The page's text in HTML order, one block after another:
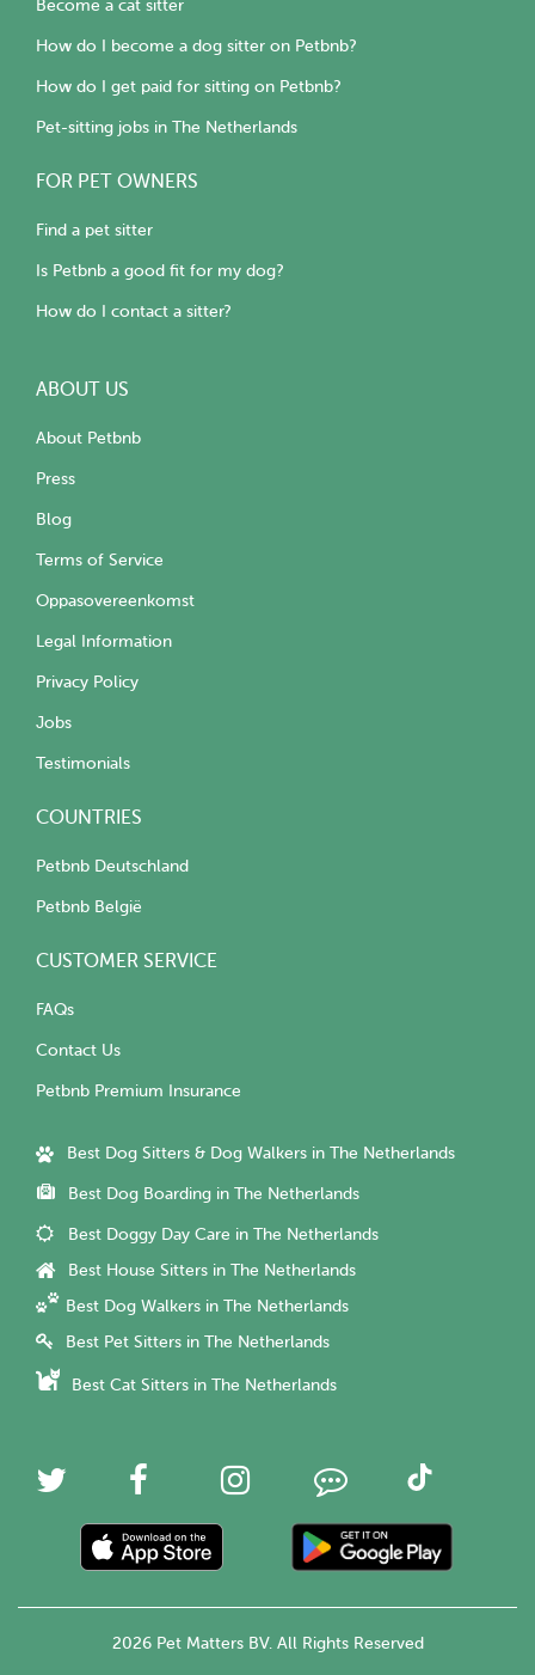
Become a cat sitter
How do I become a dog sitter on Petbnb?
How do I get paid for sitting on Petbnb?
Pet-sitting jobs in The Netherlands
FOR PET OWNERS
Find a pet sitter
Is Petbnb a good fit for my dog?
How do I contact a sitter?
ABOUT US
About Petbnb
Press
Blog
Terms of Service
Oppasovereenkomst
Legal Information
Privacy Policy
Jobs
Testimonials
COUNTRIES
Petbnb Deutschland
Petbnb België
CUSTOMER SERVICE
FAQs
Contact Us
Petbnb Premium Insurance
Best Dog Sitters & Dog Walkers in The Netherlands
Best Dog Boarding in The Netherlands
Best Doggy Day Care in The Netherlands
Best House Sitters in The Netherlands
Best Dog Walkers in The Netherlands
Best Pet Sitters in The Netherlands
Best Cat Sitters in The Netherlands
2026 Pet Matters BV. All Rights Reserved